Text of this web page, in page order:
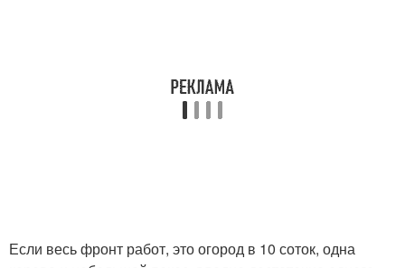
Если весь фронт работ, это огород в 10 соток, одна